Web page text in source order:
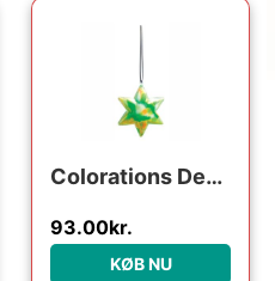
Colorations Decorate your own Christmas Star Pendant Set of 12 pieces
93.00kr.
KØB NU